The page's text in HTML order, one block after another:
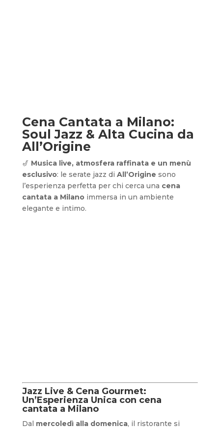
Cena Cantata a Milano:
Soul Jazz & Alta Cucina da
All’Origine
🎷 Musica live, atmosfera raffinata e un menù
esclusivo: le serate jazz di All’Origine sono
l’esperienza perfetta per chi cerca una cena
cantata a Milanoimmersa in un ambiente
elegante e intimo.
Jazz Live & Cena Gourmet:
Un’Esperienza Unica con cena
cantata a Milano
Dal mercoledì alla domenica, il ristorante si